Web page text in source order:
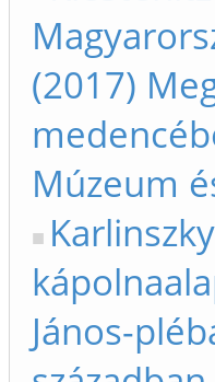
(2017)
Múzeum
János-